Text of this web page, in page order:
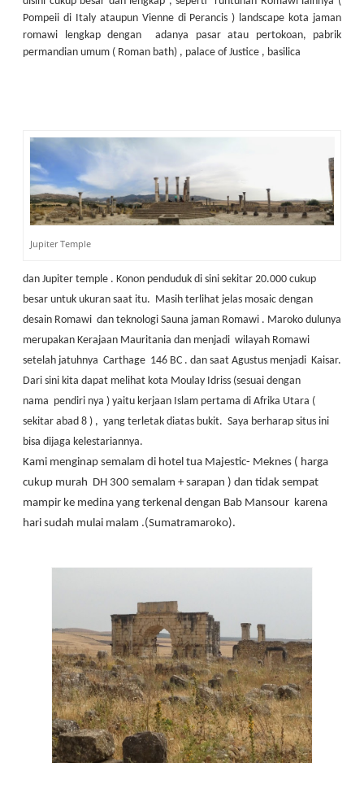
Pompeii di Italy ataupun Vienne di Perancis ) landscape kota jaman
romawi lengkap dengan adanya pasar atau pertokoan, pabrik
permandian umum ( Roman bath) , palace of Justice , basilica
Jupiter Temple
dan Jupiter temple . Konon penduduk di sini sekitar 20.000 cukup
besar untuk ukuran saat itu. Masih terlihat jelas mosaic dengan
desain Romawi dan teknologi Sauna jaman Romawi . Maroko dulunya
merupakan Kerajaan Mauritania dan menjadi wilayah Romawi
setelah jatuhnya Carthage 146 BC . dan saat Agustus menjadi Kaisar.
Dari sini kita dapat melihat kota Moulay Idriss (sesuai dengan
nama pendiri nya ) yaitu kerjaan Islam pertama di Afrika Utara (
sekitar abad 8 ) , yang terletak diatas bukit. Saya berharap situs ini
bisa dijaga kelestariannya.
Kami menginap semalam di hotel tua Majestic- Meknes ( harga
cukup murah DH 300 semalam + sarapan ) dan tidak sempat
mampir ke medina yang terkenal dengan Bab Mansour karena
hari sudah mulai malam .(Sumatramaroko).